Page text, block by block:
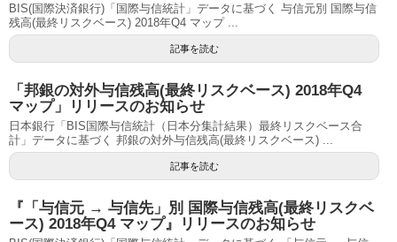
BIS(国際決済銀行)「国際与信統計」データに基づく 与信元別 国際与信
残高(最終リスクベース) 2018年Q4 マップ ...
記事を読む
「邦銀の対外与信残高(最終リスクベース) 2018年Q4
マップ」リリースのお知らせ
日本銀行「BIS国際与信統計（日本分集計結果）最終リスクベース合
計」データに基づく 邦銀の対外与信残高(最終リスクベース) ...
記事を読む
『「与信元 → 与信先」別 国際与信残高(最終リスクベ
ース) 2018年Q4 マップ』リリースのお知らせ